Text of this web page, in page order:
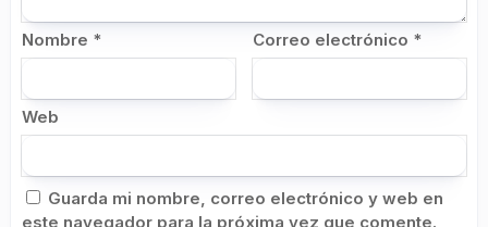
Nombre * Correo electrónico *
Web
Guarda mi nombre, correo electrónico y web en
este navegador para la próxima vez que comente.